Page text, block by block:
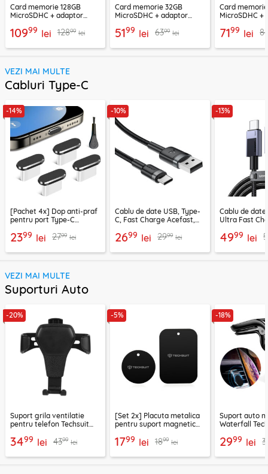
Card memorie 128GB
MicroSDHC + adaptor
10999 lei 12899 lei
Card memorie 32GB
MicroSDHC + adaptor
5199 lei 6399 lei
Card
MicroSDHC +
7199 lei
VEZI MAI MULTE
Cabluri Type-C
-14%
[Pachet 4x] Dop anti-praf
pentru port Type-C
2399 lei 2799 lei
-10%
Cablu de date USB, Type-
C, Fast Charge Acefast,
2699 lei 2999 lei
-13%
Cablu de date
Ultra Fast
4999 lei
VEZI MAI MULTE
Suporturi Auto
-20%
Suport grila ventilatie
pentru telefon Techsuit
3499 lei 4399 lei
-5%
[Set 2x] Placuta metalica
pentru suport magnetic
negru
1799 lei 1899 lei
-18%
Suport auto
Waterfall
2999 lei